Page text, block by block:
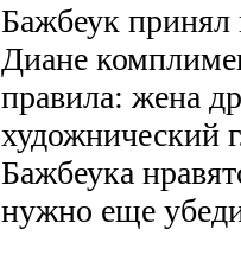
Бажбеук принял
Диане
правила: жена
художнический
Бажбеука
нужно еще